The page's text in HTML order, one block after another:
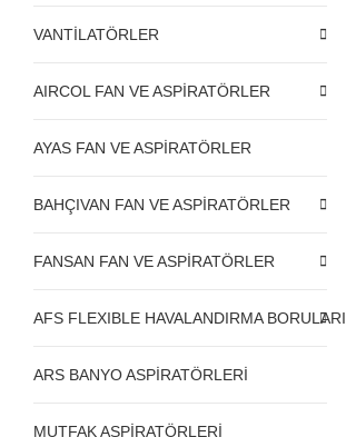
VANTİLATÖRLER
AIRCOL FAN VE ASPİRATÖRLER
AYAS FAN VE ASPİRATÖRLER
BAHÇIVAN FAN VE ASPİRATÖRLER
FANSAN FAN VE ASPİRATÖRLER
AFS FLEXIBLE HAVALANDIRMA BORULARI
ARS BANYO ASPİRATÖRLERİ
MUTFAK ASPİRATÖRLERİ